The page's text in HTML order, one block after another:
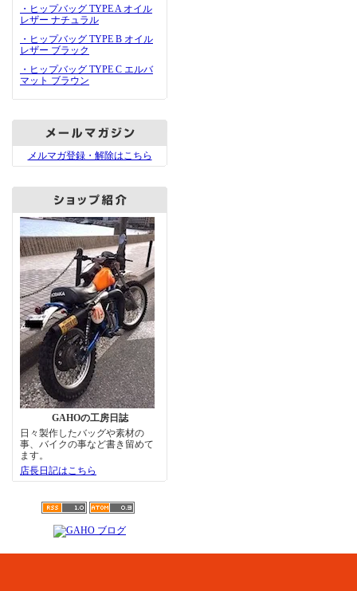
・ヒップバッグ TYPE A オイル
レザー ナチュラル
・ヒップバッグ TYPE B オイル
レザー ブラック
・ヒップバッグ TYPE C エルバ
マット ブラウン
メルマガ登録・解除はこちら
GAHOの工房日誌
日々製作したバッグや素材の
事、バイクの事など書き留めて
ます。
店長日記はこちら